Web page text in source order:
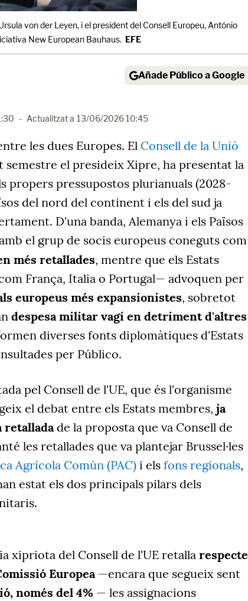
von der Leyen, i el president del Consell Europeu, António
New European Bauhaus. EFE
Añade Público a Google
- Actualitzat a 13/06/2026 10:45
les dues Europes. El Consell de la Unió
semestre el presideix Xipre, ha presentat la
propers pressupostos plurianuals (2028-
del nord del continent i els del sud ja
D'una banda, Alemanya i els Països
el grup de socis europeus coneguts com
més retallades, mentre que els Estats
França, Italia o Portugal— advoquen per
europeus més expansionistes, sobretot
despesa militar vagi en detriment d'altres
diverses fonts diplomàtiques d'Estats
per Público.
pel Consell de l'UE, que és l'organisme
el debat entre els Estats membres, ja
retalladade la proposta que va Consell de
les retallades que va plantejar Brussel·les
Agrícola Común (PAC) i els fons regionals,
estat els dos principals pilars dels
xipriota del Consell de l'UE retalla respecte
Europea—encara que segueix sent
només del 4% — les assignacions